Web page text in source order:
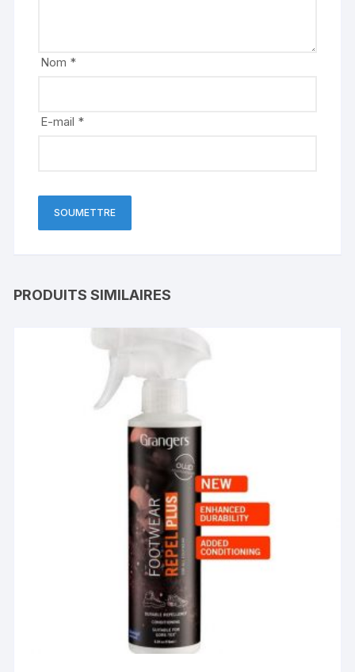
Nom *
E-mail *
PRODUITS SIMILAIRES